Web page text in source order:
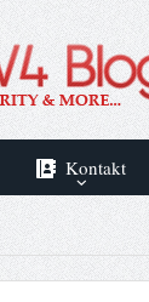
Kontakt